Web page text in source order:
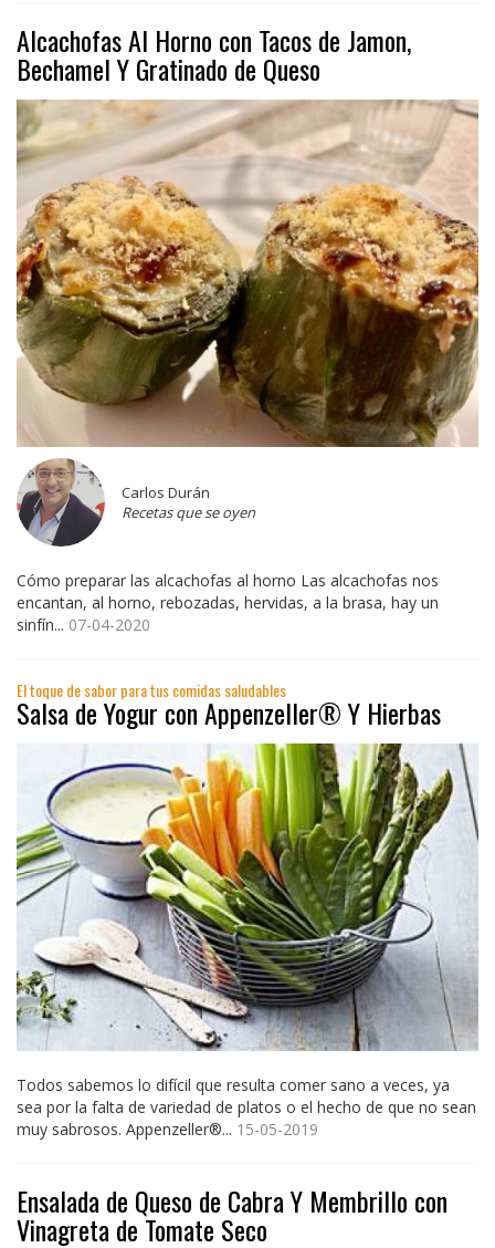
Alcachofas Al Horno con Tacos de Jamon,
Bechamel Y Gratinado de Queso
Carlos Durán
Recetas que se oyen
Cómo preparar las alcachofas al horno Las alcachofas nos
encantan, al horno, rebozadas, hervidas, a la brasa, hay un
sinfín... 07-04-2020
El toque de sabor para tus comidas saludables
Salsa de Yogur con Appenzeller® Y Hierbas
Todos sabemos lo difícil que resulta comer sano a veces, ya
sea por la falta de variedad de platos o el hecho de que no sean
muy sabrosos. Appenzeller®... 15-05-2019
Ensalada de Queso de Cabra Y Membrillo con
Vinagreta de Tomate Seco